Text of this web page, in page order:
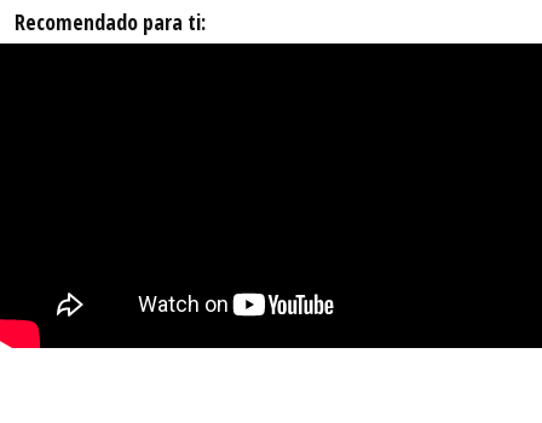
Recomendado para ti: